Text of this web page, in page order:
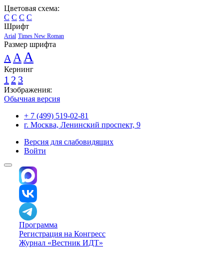
Цветовая схема:
C C C C
Шрифт
Arial Times New Roman
Размер шрифта
A A A
Кернинг
1 2 3
Изображения:
Обычная версия
+ 7 (499) 519-02-81
г. Москва, Ленинский проспект, 9
Версия для слабовидящих
Войти
Программа
Регистрация на Конгресс
Журнал «Вестник ИДТ»